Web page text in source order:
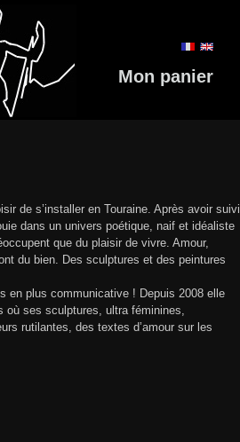
Mon panier
de s’installer en Touraine. Après avoir suivi
dans un univers poétique, naif et idéaliste
que du plaisir de vivre. Amour,
du bien. Des sculptures et des peintures
en plus communicative ! Depuis 2008 elle
où ses sculptures, ultra féminines,
rutilantes, des textes d’amour sur les